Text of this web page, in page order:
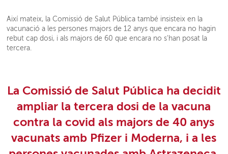
Així mateix, la Comissió de Salut Pública també insisteix en la
vacunació a les persones majors de 12 anys que encara no hagin
rebut cap dosi, i als majors de 60 que encara no s'han posat la
tercera.
La Comissió de Salut Pública ha decidit
ampliar la tercera dosi de la vacuna
contra la covid als majors de 40 anys
vacunats amb Pfizer i Moderna, i a les